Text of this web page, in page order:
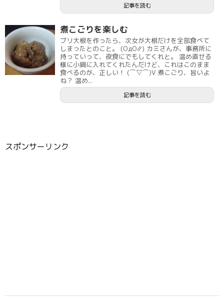
記事を読む
煮こごりを楽しむ
ブリ大根を作ったら、次女が大根だけを全部食べて
しまったとのこと。 (ΟдΟ∥) カミさんが、事務所に
持っていって、夜食にでもしてくれと。 温め直せる
様に小鍋に入れてくれたんだけど、これはこのまま
食べるのが、正しい！ (⌒▽⌒)V 煮こごり、旨いよ
ね？ 温め...
記事を読む
スポンサーリンク